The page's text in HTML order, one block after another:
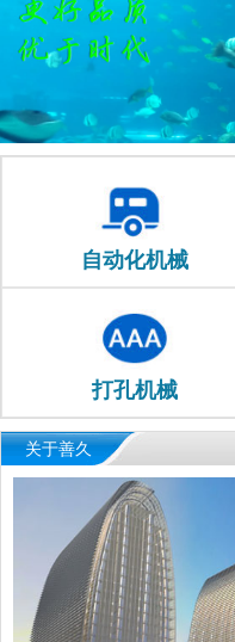
自动化机械
打孔机械
关于善久